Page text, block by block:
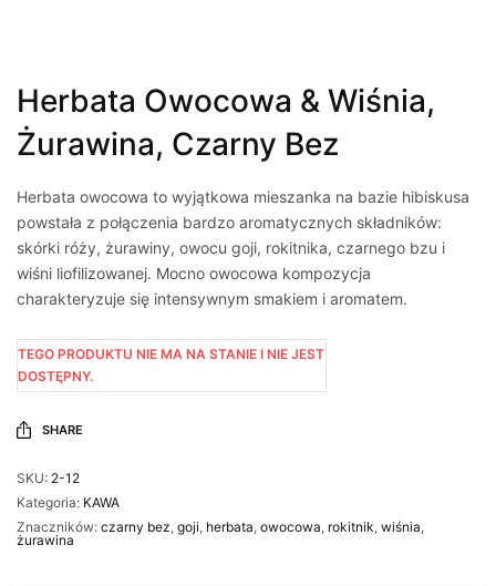
Herbata Owocowa & Wiśnia,
Żurawina, Czarny Bez
Herbata owocowa to wyjątkowa mieszanka na bazie hibiskusa
powstała z połączenia bardzo aromatycznych składników:
skórki róży, żurawiny, owocu goji, rokitnika, czarnego bzu i
wiśni liofilizowanej. Mocno owocowa kompozycja
charakteryzuje się intensywnym smakiem i aromatem.
TEGO PRODUKTU NIE MA NA STANIE I NIE JEST
DOSTĘPNY.
SHARE
SKU: 2-12
Kategoria: KAWA
Znaczników: czarny bez, goji, herbata, owocowa, rokitnik, wiśnia,
żurawina